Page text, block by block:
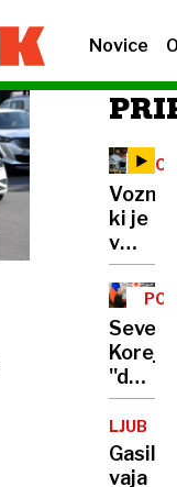
Novice
Voznik,
ki je
v
Splitu
s
Teslo
povozil
peško,
naj
krivdo
valil
Koreja
zalaga
Rusijo
z
vaja